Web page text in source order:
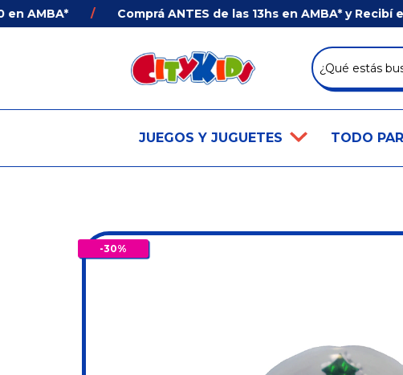
/ Comprá ANTES de las 13hs en AMBA* y Recibí en
JUEGOS Y JUGUETES TODO
-30%